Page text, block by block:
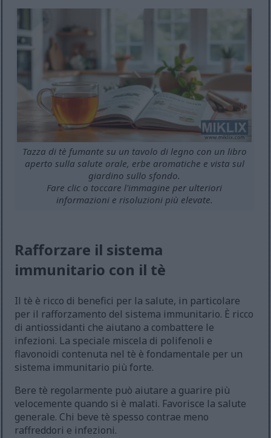
Tazza di tè fumante su un tavolo di legno con un libro
aperto sulla salute orale, erbe aromatiche e vista sul
giardino sullo sfondo.
Fare clic o toccare l'immagine per ulteriori
informazioni e risoluzioni più elevate.
Rafforzare il sistema
immunitario con il tè
Il tè è ricco di benefici per la salute, in particolare
per il rafforzamento del sistema immunitario. È ricco
di antiossidanti che aiutano a combattere le
infezioni. La speciale miscela di polifenoli e
flavonoidi contenuta nel tè è fondamentale per un
sistema immunitario più forte.
Bere tè regolarmente può aiutare a guarire più
velocemente quando si è malati. Favorisce la salute
generale. Chi beve tè spesso contrae meno
raffreddori e infezioni.